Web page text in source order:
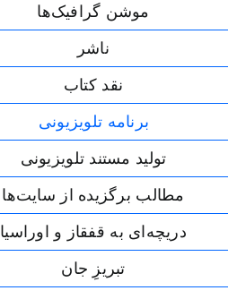
موشن گرافیک‌ها
ناشر
نقد کتاب
برنامه‌ تلویزیونی
تولید مستند تلویزیونی
مطالب برگزیده از سایت‌ها
دریچه‌ای به قفقاز و اوراسیا
تبریزِ جان